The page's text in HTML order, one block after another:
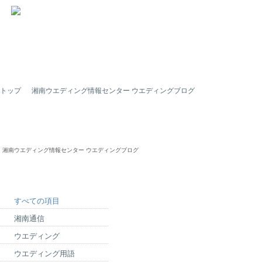
トップ 湘南ウエディング情報センター ウエディングブログ
湘南ウエディング情報センター ウエディングブログ
すべての項目
湘南通信
ウエディング
ウエディング用語